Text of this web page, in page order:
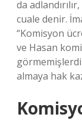
da
cuale denir.
“Komisyon
ve Hasan
almaya hak